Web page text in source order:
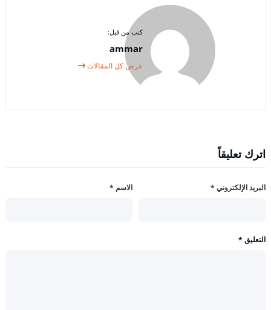
كتب من قبل:
ammar
عرض كل المقالات
اترك تعليقاً
الاسم * البريد الإلكتروني *
التعليق *